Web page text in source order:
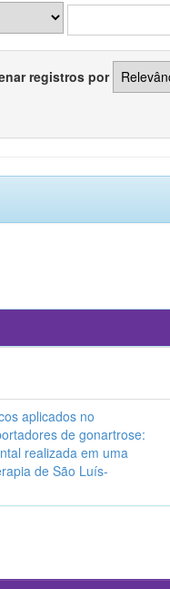
registros por
aplicados no
de gonartrose:
realizada em uma
de São Luís-